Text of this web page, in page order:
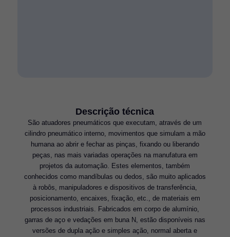
Descrição técnica
São atuadores pneumáticos que executam, através de um
cilindro pneumático interno, movimentos que simulam a mão
humana ao abrir e fechar as pinças, fixando ou liberando
peças, nas mais variadas operações na manufatura em
projetos da automação. Estes elementos, também
conhecidos como mandíbulas ou dedos, são muito aplicados
à robôs, manipuladores e dispositivos de transferência,
posicionamento, encaixes, fixação, etc., de materiais em
processos industriais. Fabricados em corpo de alumínio,
garras de aço e vedações em buna N, estão disponíveis nas
versões de dupla ação e simples ação, normal aberta e